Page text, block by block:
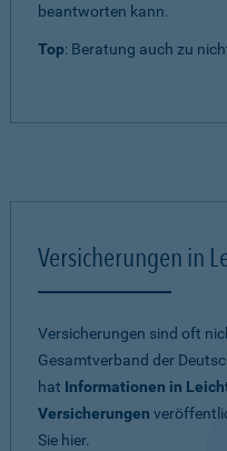
beantworten kann.
Top: Beratung auch zu
Versicherungen in
Versicherungen sind oft
Gesamtverband der
hat Informationen in
Versicherungen
Sie hier.